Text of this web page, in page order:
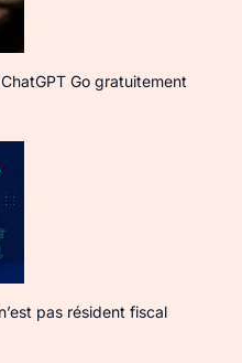
Go gratuitement
pas résident fiscal